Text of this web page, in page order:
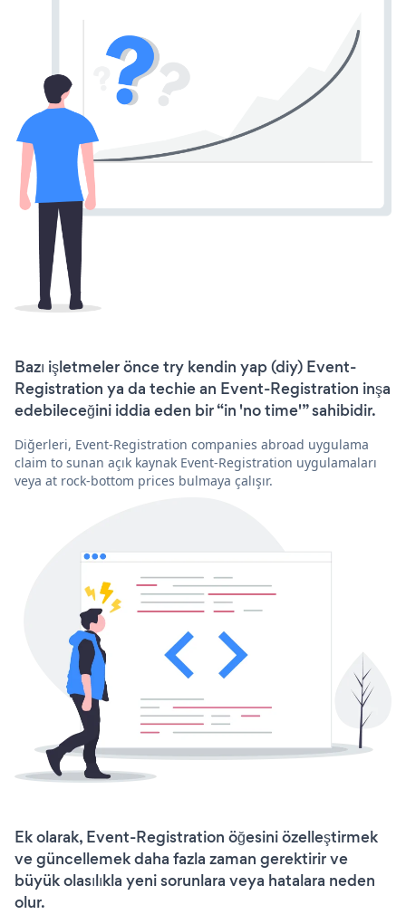
Bazı işletmeler önce try kendin yap (diy) Event-
Registration ya da techie an Event-Registration inşa
edebileceğini iddia eden bir “in 'no time'” sahibidir.
Diğerleri, Event-Registration companies abroad uygulama
claim to sunan açık kaynak Event-Registration uygulamaları
veya at rock-bottom prices bulmaya çalışır.
Ek olarak, Event-Registration öğesini özelleştirmek
ve güncellemek daha fazla zaman gerektirir ve
büyük olasılıkla yeni sorunlara veya hatalara neden
olur.